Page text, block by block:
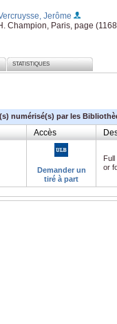
Jerôme
Champion, Paris, page
STATISTIQUES
numérisé(s) par les
Accès
Demander un
tiré à part
or